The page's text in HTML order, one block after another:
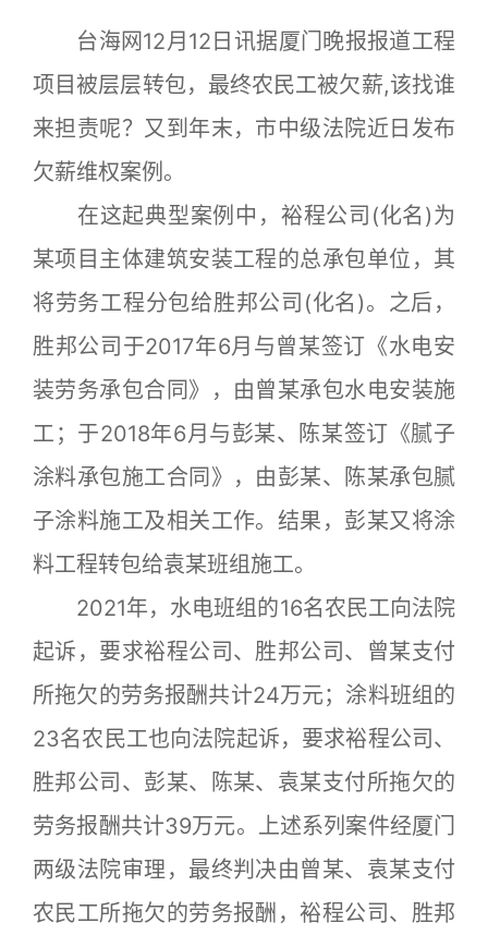
台海网12月12日讯据厦门晚报报道工程
项目被层层转包，最终农民工被欠薪,该找谁
来担责呢？又到年末，市中级法院近日发布
欠薪维权案例。
在这起典型案例中，裕程公司(化名)为
某项目主体建筑安装工程的总承包单位，其
将劳务工程分包给胜邦公司(化名)。之后，
胜邦公司于2017年6月与曾某签订《水电安
装劳务承包合同》，由曾某承包水电安装施
工；于2018年6月与彭某、陈某签订《腻子
涂料承包施工合同》，由彭某、陈某承包腻
子涂料施工及相关工作。结果，彭某又将涂
料工程转包给袁某班组施工。
2021年，水电班组的16名农民工向法院
起诉，要求裕程公司、胜邦公司、曾某支付
所拖欠的劳务报酬共计24万元；涂料班组的
23名农民工也向法院起诉，要求裕程公司、
胜邦公司、彭某、陈某、袁某支付所拖欠的
劳务报酬共计39万元。上述系列案件经厦门
两级法院审理，最终判决由曾某、袁某支付
农民工所拖欠的劳务报酬，裕程公司、胜邦